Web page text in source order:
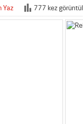
Yaz 777 kez